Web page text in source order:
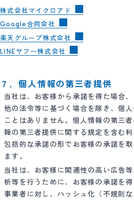
株式会社マイクロアド
Google合同会社
楽天グループ株式会社
LINEヤフー株式会社
７．個人情報の第三者提供
当社は、お客様から承諾を得た場合
他の法令等に基づく場合を除き、個
ことはありません。個人情報の第三
報の第三者提供に関する規定を含む
包括的な承諾の形でお客様の承諾を
ます。
当社は、お客様に関連性の高い広告
析等を行うために、お客様の承諾を
事業者に対し、ハッシュ化（不規則